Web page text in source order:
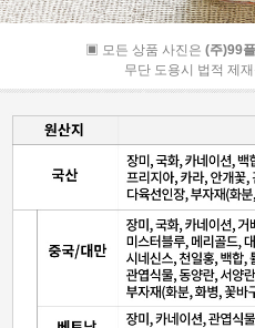
▣ 모든 상품 사진은 (주)99
무단 도용시 법적 제